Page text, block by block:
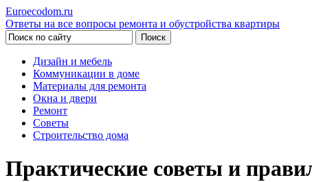
Euroecodom.ru
Ответы на все вопросы ремонта и обустройства квартиры
Дизайн и мебель
Коммуникации в доме
Материалы для ремонта
Окна и двери
Ремонт
Советы
Строительство дома
Практические советы и